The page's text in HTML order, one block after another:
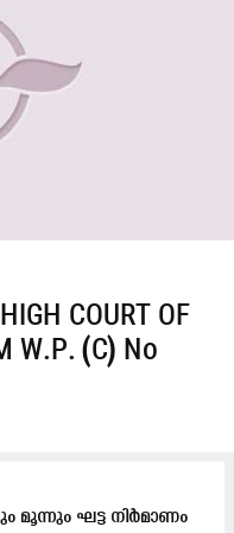
COURT OF
W.P. (C) No
മൂന്നും ഘട്ട നിർമാണം